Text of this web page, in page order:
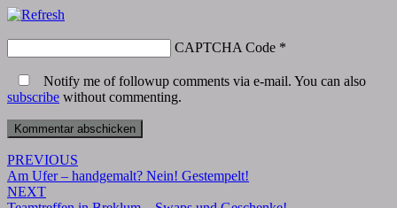
CAPTCHA Code *
Notify me of followup comments via e-mail. You can also
subscribe without commenting.
Post
navigation
PREVIOUS
Am Ufer – handgemalt? Nein! Gestempelt!
NEXT